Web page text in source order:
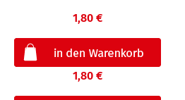
1,80 €
1,80 €